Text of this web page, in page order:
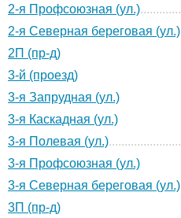
2-я Профсоюзная (ул.)
2-я Северная береговая (ул.)
2П (пр-д)
3-й (проезд)
3-я Запрудная (ул.)
3-я Каскадная (ул.)
3-я Полевая (ул.)
3-я Профсоюзная (ул.)
3-я Северная береговая (ул.)
3П (пр-д)